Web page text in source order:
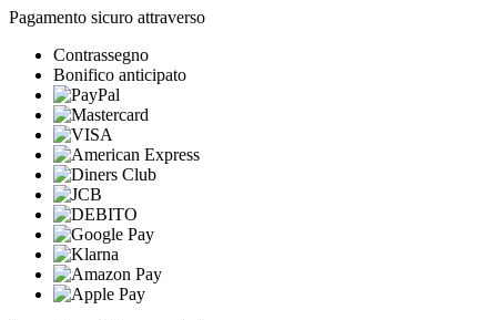
Pagamento sicuro attraverso
Contrassegno
Bonifico anticipato